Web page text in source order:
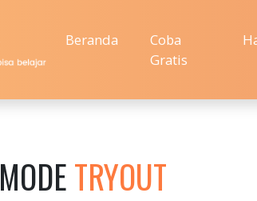
Beranda
Coba
Gratis
MODETRYOUT